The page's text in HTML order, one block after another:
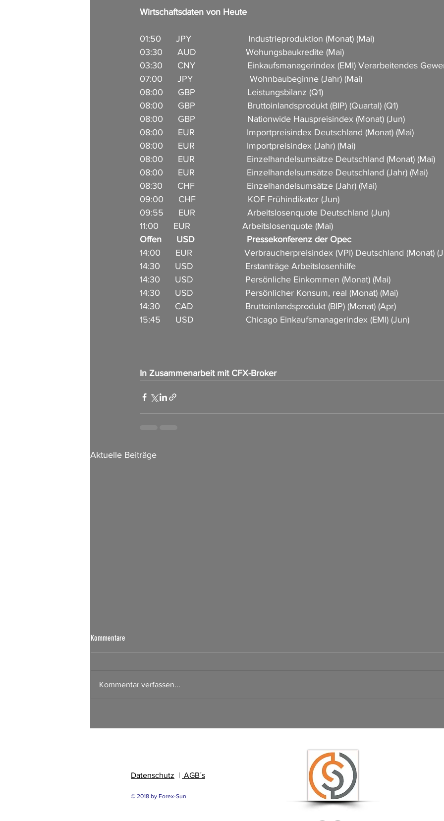
Wirtschaftsdaten von Heute
01:50      JPY                       Industrieproduktion (Monat) (Mai)
03:30      AUD                    Wohungsbaukredite (Mai)
03:30      CNY                     Einkaufsmanagerindex (EMI) Verarbeitendes
07:00      JPY                       Wohnbaubeginne (Jahr) (Mai)
08:00      GBP                     Leistungsbilanz (Q1)
08:00      GBP                     Bruttoinlandsprodukt (BIP) (Quartal) (Q1)
08:00      GBP                     Nationwide Hauspreisindex (Monat) (Jun)
08:00      EUR                     Importpreisindex Deutschland (Monat) (Mai)
08:00      EUR                     Importpreisindex (Jahr) (Mai)
08:00      EUR                     Einzelhandelsumsätze Deutschland (Monat)
08:00      EUR                     Einzelhandelsumsätze Deutschland (Jahr) (Mai)
08:30      CHF                     Einzelhandelsumsätze (Jahr) (Mai)
09:00      CHF                     KOF Frühindikator (Jun)
09:55      EUR                     Arbeitslosenquote Deutschland (Jun)
11:00      EUR                     Arbeitslosenquote (Mai)
Offen      USD                     Pressekonferenz der Opec
14:00      EUR                     Verbraucherpreisindex (VPI) Deutschland (Monat)
14:30      USD                     Erstanträge Arbeitslosenhilfe
14:30      USD                     Persönliche Einkommen (Monat) (Mai)
14:30      USD                     Persönlicher Konsum, real (Monat) (Mai)
14:30      CAD                     Bruttoinlandsprodukt (BIP) (Monat) (Apr)
15:45      USD                     Chicago Einkaufsmanagerindex (EMI) (Jun)
In Zusammenarbeit mit CFX-Broker
Aktuelle Beiträge
Börsen Radar 06.08.2026
Kommentare
Kommentar verfassen...
Datenschutz AGB´s
© 2018 by Forex-Sun